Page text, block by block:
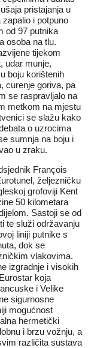
pristajanja u
i potpuno
od 97 putnika
osoba na tlu.
tijekom
udar munje,
boju korištenih
curenje goriva, pa
se raspravljalo na
metkom na mjestu
se slažu kako
o uzrocima
sumnja na boju i
u zraku.
François
željezničku
grofoviji Kent
50 kilometara
Sastoji se od
te služi održavanju
liniji putnike s
dok se
vlakovima.
izgradnje i visokih
koja
i Velike
sigurnosne
mogućnost
hermetički
i brzu vožnju, a
različita sustava